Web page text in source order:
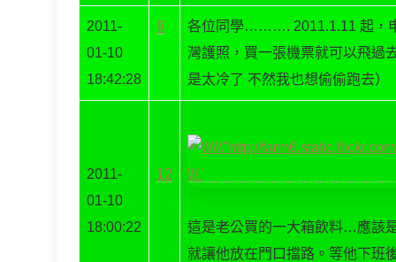
2011-
01-10
18:42:28
9
各位同學………. 2011.1.11 起，
灣護照，買一張機票就可以飛過
是太冷了 不然我也想偷偷跑去）
2011-
01-10
18:00:22
12
這是老公買的一大箱飲料…應該
就讓他放在門口擋路。等他下班